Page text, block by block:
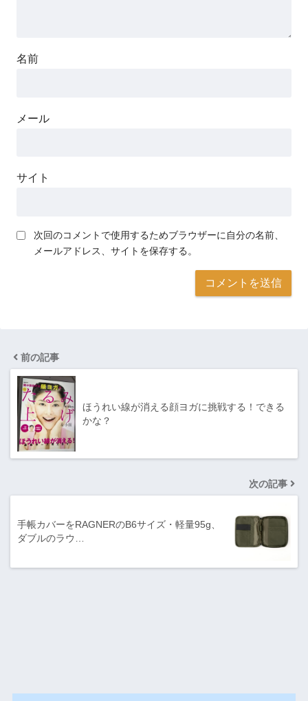
名前
メール
サイト
次回のコメントで使用するためブラウザーに自分の名前、
メールアドレス、サイトを保存する。
前の記事
ほうれい線が消える顔ヨガに挑戦する！できる
かな？
次の記事
手帳カバーをRAGNERのB6サイズ・軽量95g、
ダブルのラウ…